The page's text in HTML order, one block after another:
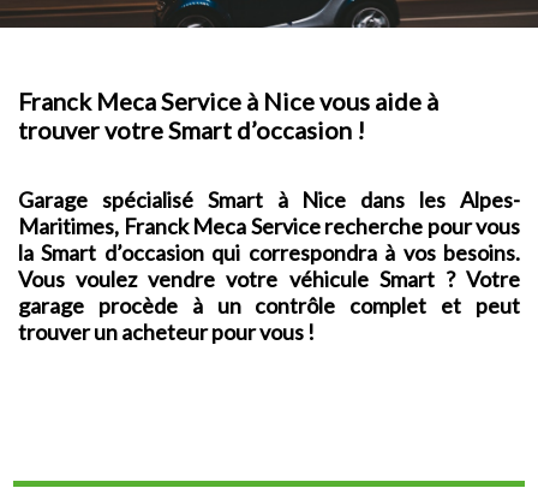
Franck Meca Service à Nice vous aide à
trouver votre Smart d’occasion !
Garage spécialisé Smart à Nice dans les Alpes-
Maritimes, Franck Meca Service recherche pour vous
la Smart d’occasion qui correspondra à vos besoins.
Vous voulez vendre votre véhicule Smart ? Votre
garage procède à un contrôle complet et peut
trouver un acheteur pour vous !